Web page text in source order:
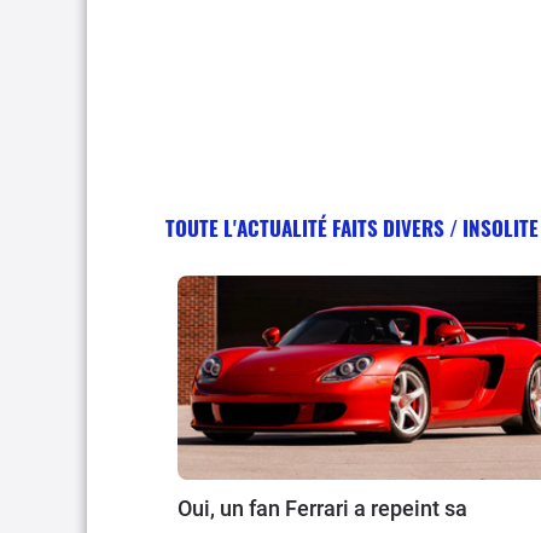
TOUTE L'ACTUALITÉ FAITS DIVERS /
Oui, un fan Ferrari a repeint sa